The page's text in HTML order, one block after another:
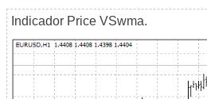
Indicador Price VSwma.